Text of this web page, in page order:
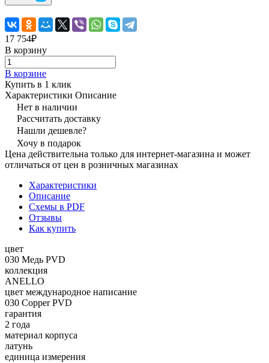
17 754₽
В корзину
В корзине
Купить в 1 клик
Характеристики Описание
Нет в наличии
Рассчитать доставку
Нашли дешевле?
Хочу в подарок
Цена действительна только для интернет-магазина и может
отличаться от цен в розничных магазинах
Характеристики
Описание
Схемы в PDF
Отзывы
Как купить
цвет
030 Медь PVD
коллекция
ANELLO
цвет международное написание
030 Copper PVD
гарантия
2 года
материал корпуса
латунь
единица измерения